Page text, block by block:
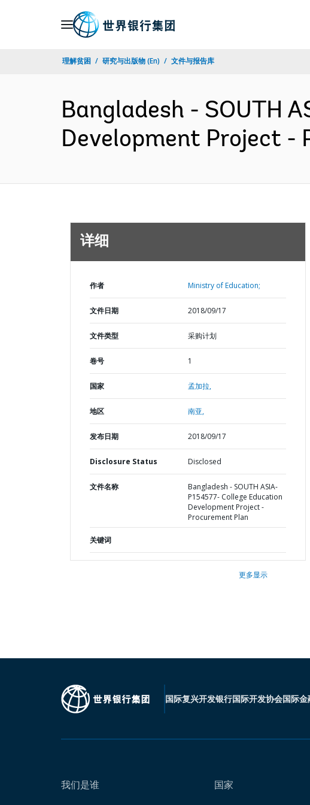
理解贫困 研究与出版物 (En) 文件与报告库
Bangladesh - SOUTH
Development Project -
详细
作者 Ministry of Education;
文件日期 2018/09/17
文件类型 采购计划
卷号 1
国家 孟加拉,
地区 南亚,
发布日期 2018/09/17
Disclosure Status Disclosed
文件名称
Bangladesh - SOUTH ASIA-
P154577- College Education
Development Project -
Procurement Plan
关键词
更多显示
国际复兴开发银行国际开发协会国际金
我们是谁
国家